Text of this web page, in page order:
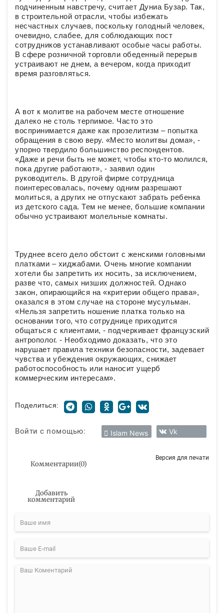
подчиненным навстречу, считает Дуниа Бузар. Так,
в строительной отрасли, чтобы избежать
несчастных случаев, поскольку голодный человек,
очевидно, слабее, для соблюдающих пост
сотрудников устанавливают особые часы работы.
В сфере розничной торговли обеденный перерыв
устраивают не днем, а вечером, когда приходит
время разговляться.
А вот к молитве на рабочем месте отношение
далеко не столь терпимое. Часто это
воспринимается даже как прозелитизм – попытка
обращения в свою веру. «Место молитвы дома», -
упорно твердило большинство респондентов.
«Даже и речи быть не может, чтобы кто-то молился,
пока другие работают», - заявил один
руководитель. В другой фирме сотрудница
поинтересовалась, почему одним разрешают
молиться, а других не отпускают забрать ребенка
из детского сада. Тем не менее, большие компании
обычно устраивают молельные комнаты.
Труднее всего дело обстоит с женскими головными
платками – хиджабами. Очень многие компании
хотели бы запретить их носить, за исключением,
разве что, самых низших должностей. Однако
закон, опирающийся на «критерии общего права»,
оказался в этом случае на стороне мусульман.
«Нельзя запретить ношение платка только на
основании того, что сотруднице приходится
общаться с клиентами, - подчеркивает французский
антрополог. - Необходимо доказать, что это
нарушает правила техники безопасности, задевает
чувства и убеждения окружающих, снижает
работоспособность или наносит ущерб
коммерческим интересам».
Поделиться:
Войти с помощью: Islam News Vk
Комментарии(0)
Версия для печати
Добавить
комментарий